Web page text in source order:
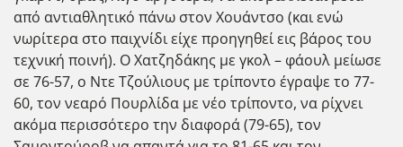
από αντιαθλητικό πάνω στον Χουάντσο (και ενώ
νωρίτερα στο παιχνίδι είχε προηγηθεί εις βάρος του
τεχνική ποινή). Ο Χατζηδάκης με γκολ – φάουλ μείωσε
σε 76-57, ο Ντε Τζούλιους με τρίποντο έγραψε το 77-
60, τον νεαρό Πουρλίδα με νέο τρίποντο, να ρίχνει
ακόμα περισσότερο την διαφορά (79-65), τον